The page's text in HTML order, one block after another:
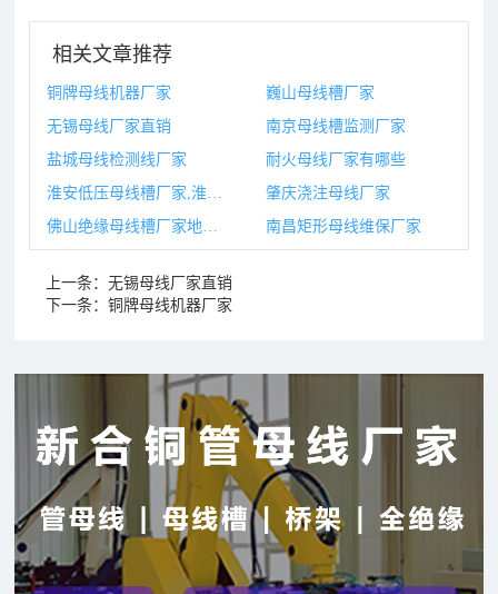
相关文章推荐
铜牌母线机器厂家
巍山母线槽厂家
无锡母线厂家直销
南京母线槽监测厂家
盐城母线检测线厂家
耐火母线厂家有哪些
肇庆浇注母线厂家
南昌矩形母线维保厂家
上一条：无锡母线厂家直销
下一条：铜牌母线机器厂家